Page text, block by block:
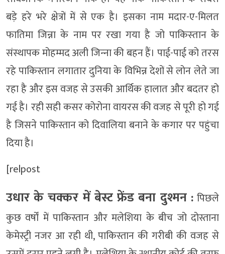
बड़े हरे भरे क्षेत्रों में से एक है। इसका नाम मदार-ए-मिलत
फातिमा जिन्ना के नाम पर रखा गया है जो पाकिस्‍तान के
संस्‍थापक मोहम्‍मद अली जिन्‍ना की बहन हैं। पाई-पाई को तरस
रहे पाकिस्तान लगातार दुनिया के विभिन्न देशों से लोन लेते जा
रहा है और इस वजह से उसकी आर्थिक हालात और बदतर हो
गई है। रही सही कसर कोरोना वायरस की वजह से पूरी हो गई
है जिसने पाकिस्तान को दिवालिया बनाने के कगार पर पहुंचा
दिया है।
[relpost
उधार के चक्कर में बेस्ट फ्रेंड बना दुश्मन : पिछले
कुछ वर्षों में पाकिस्तान और मलेशिया के बीच जो दोस्ताना
केमेस्ट्री नजर आ रही थी, पाकिस्तान की गरीबी की वजह से